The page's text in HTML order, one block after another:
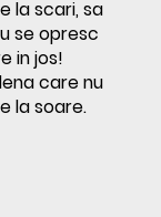
la scari, sa
se opresc
in jos!
care nu
la soare.